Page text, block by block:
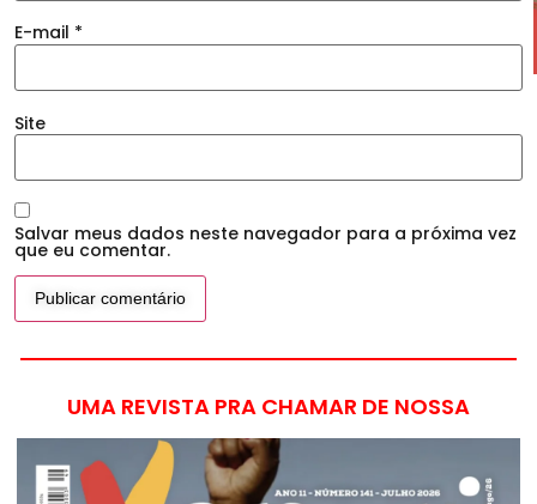
E-mail *
Site
Salvar meus dados neste navegador para a próxima vez
que eu comentar.
UMA REVISTA PRA CHAMAR DE NOSSA